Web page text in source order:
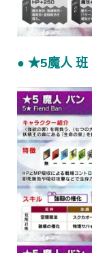
● ★5魔人 班